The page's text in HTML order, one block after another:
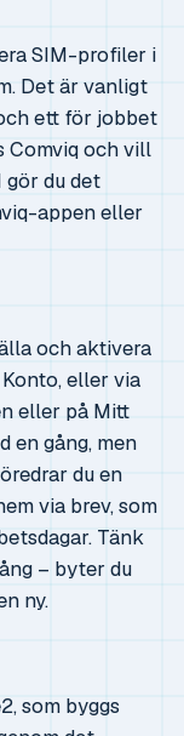
SIM-profiler i
Det är vanligt
ett för jobbet
Comviq och vill
du det
appen eller
och aktivera
eller via
eller på Mitt
en gång, men
du en
via brev, som
Tänk
– byter du
ny.
som byggs